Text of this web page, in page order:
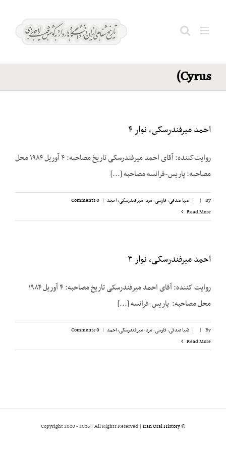
سایروس
Cyrus)
احمد میرفندرسکی، نوار ۴
روایت‌کننده: آقای احمد میرفندرسکی تاریخ مصاحبه: ۴ آوریل ۱۹۸۴ محل
مصاحبه: پاریس-فرانسه مصاحبه [...]
By
|
| ضیا صدقی,فارسی,مرد,میرفندرسکی، احمد |
0 Comments
Read More
احمد میرفندرسکی، نوار ۳
روایت کننده: آقای احمد میرفندرسکی تاریخ مصاحبه: ۴ آوریل ۱۹۸۴
محل مصاحبه: پاریس-فرانسه [...]
By
|
| ضیا صدقی,فارسی,مرد,میرفندرسکی، احمد |
0 Comments
Read More
© Copyright 2020 -
2026 | All Rights Reserved | Iran Oral History